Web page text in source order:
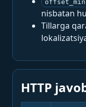
offset_min
nisbatan
Tillarga
HTTP